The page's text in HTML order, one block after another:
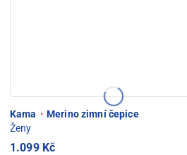
Kama · Merino zimní čepice
Ženy
1.099 Kč